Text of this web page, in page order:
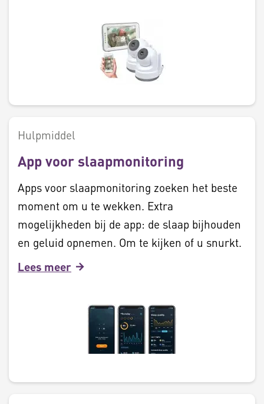
Hulpmiddel
App voor slaapmonitoring
Apps voor slaapmonitoring zoeken het beste
moment om u te wekken. Extra
mogelijkheden bij de app: de slaap bijhouden
en geluid opnemen. Om te kijken of u snurkt.
Lees meer